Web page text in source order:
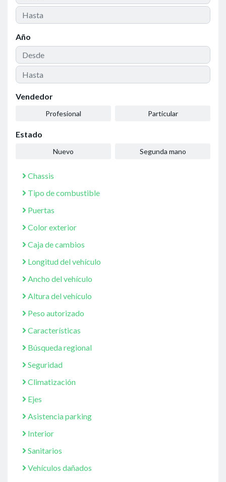
Año
Vendedor
Profesional Particular
Estado
Nuevo Segunda mano
Chassis
Tipo de combustible
Puertas
Color exterior
Caja de cambios
Longitud del vehículo
Ancho del vehículo
Altura del vehículo
Peso autorizado
Características
Búsqueda regional
Seguridad
Climatización
Ejes
Asistencia parking
Interior
Sanitarios
Vehículos dañados